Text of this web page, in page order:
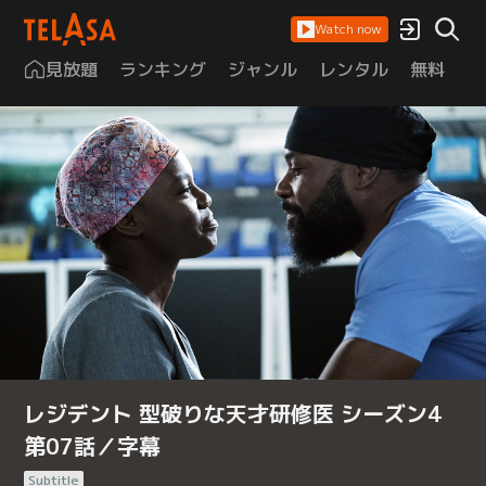
Watch now
見放題 ランキング ジャンル レンタル 無料
レジデント 型破りな天才研修医 シーズン4
第07話／字幕
Subtitle